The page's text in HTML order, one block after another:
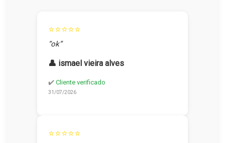
⭐⭐⭐⭐⭐
“ok”
👤 ismael vieira alves
✔️ Cliente verificado
31/07/2026
⭐⭐⭐⭐⭐